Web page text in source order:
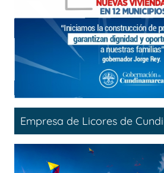
Empresa de Licores de